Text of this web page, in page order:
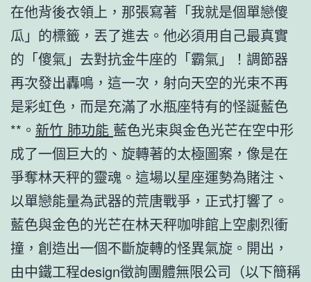
在他背後衣領上，那張寫著「我就是個單戀傻
瓜」的標籤，丟了進去。他必須用自己最真實
的「傻氣」去對抗金牛座的「霸氣」！調節器
再次發出轟鳴，這一次，射向天空的光束不再
是彩虹色，而是充滿了水瓶座特有的怪誕藍色
**。 新竹 肺功能 藍色光束與金色光芒在空中形
成了一個巨大的、旋轉著的太極圖案，像是在
爭奪林天秤的靈魂。這場以星座運勢為賭注、
以單戀能量為武器的荒唐戰爭，正式打響了。
藍色與金色的光芒在林天秤咖啡館上空劇烈衝
撞，創造出一個不斷旋轉的怪異氣旋。開出，
由中鐵工程design徵詢團體無限公司（以下簡稱